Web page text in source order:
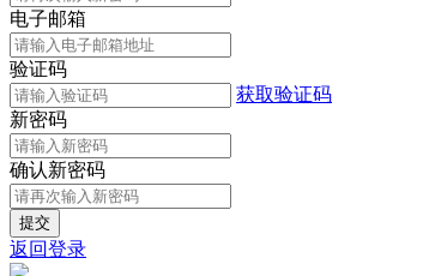
电子邮箱
验证码
获取验证码
新密码
确认新密码
返回登录